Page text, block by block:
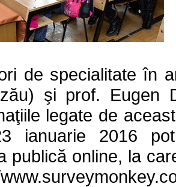
de specialitate în
şi prof. Eugen
legate de
ianuarie 2016
publică online, la